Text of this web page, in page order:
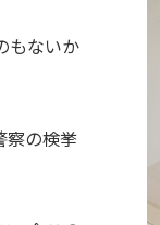
もないか
察の検挙